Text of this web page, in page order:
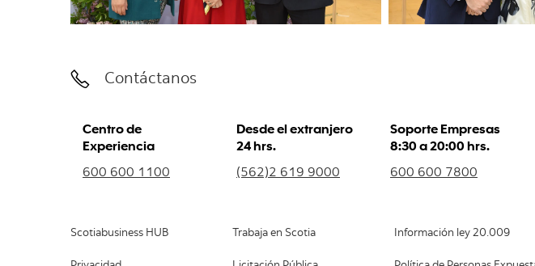
Contáctanos
Centro de
Experiencia
600 600 1100
Desde el extranjero
24 hrs.
(562)2 619 9000
Soporte Empresas
8:30 a 20:00 hrs.
600 600 7800
Scotiabusiness HUB Trabaja en Scotia Información ley 20.009